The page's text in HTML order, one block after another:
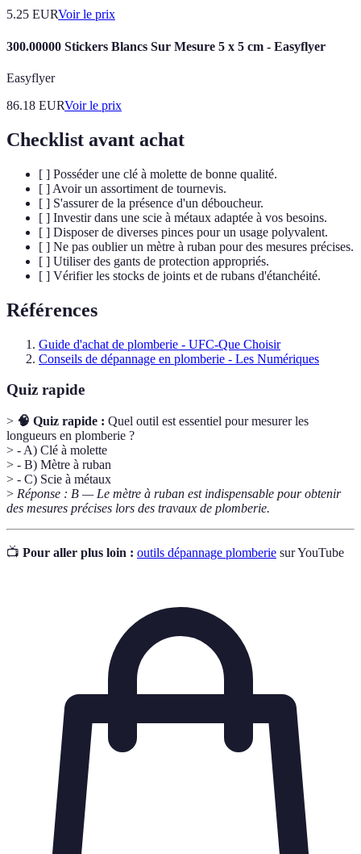
5.25 EURVoir le prix
300.00000 Stickers Blancs Sur Mesure 5 x 5 cm - Easyflyer
Easyflyer
86.18 EURVoir le prix
Checklist avant achat
[ ] Posséder une clé à molette de bonne qualité.
[ ] Avoir un assortiment de tournevis.
[ ] S'assurer de la présence d'un déboucheur.
[ ] Investir dans une scie à métaux adaptée à vos besoins.
[ ] Disposer de diverses pinces pour un usage polyvalent.
[ ] Ne pas oublier un mètre à ruban pour des mesures précises.
[ ] Utiliser des gants de protection appropriés.
[ ] Vérifier les stocks de joints et de rubans d'étanchéité.
Références
Guide d'achat de plomberie - UFC-Que Choisir
Conseils de dépannage en plomberie - Les Numériques
Quiz rapide
> 🧠 Quiz rapide : Quel outil est essentiel pour mesurer les
longueurs en plomberie ?
> - A) Clé à molette
> - B) Mètre à ruban
> - C) Scie à métaux
> Réponse : B — Le mètre à ruban est indispensable pour obtenir
des mesures précises lors des travaux de plomberie.
📺 Pour aller plus loin : outils dépannage plomberie sur YouTube